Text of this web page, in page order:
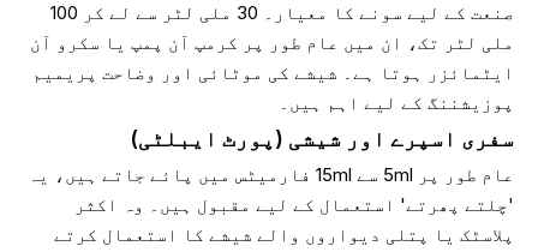
صنعت کے لیے سونے کا معیار۔ 30 ملی لٹر سے لے کر 100
ملی لٹر تک، ان میں عام طور پر کرمپ آن پمپ یا سکرو آن
ایٹمائزر ہوتا ہے۔ شیشے کی موٹائی اور وضاحت پریمیم
پوزیشننگ کے لیے اہم ہیں۔
سفری اسپرے اور شیشی (پورٹ ایبلٹی)
عام طور پر 5ml سے 15ml فارمیٹس میں پائے جاتے ہیں، یہ
'چلتے پھرتے' استعمال کے لیے مقبول ہیں۔ وہ اکثر
پلاسٹک یا پتلی دیواروں والے شیشے کا استعمال کرتے